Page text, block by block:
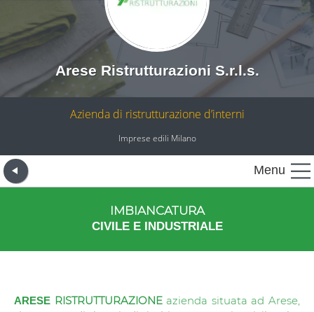
Arese Ristrutturazioni S.r.l.s.
Azienda di ristrutturazione d’interni
Imprese edili Milano
Menu
IMBIANCATURA
CIVILE E INDUSTRIALE
ARESE RISTRUTTURAZIONE azienda situata ad Arese,